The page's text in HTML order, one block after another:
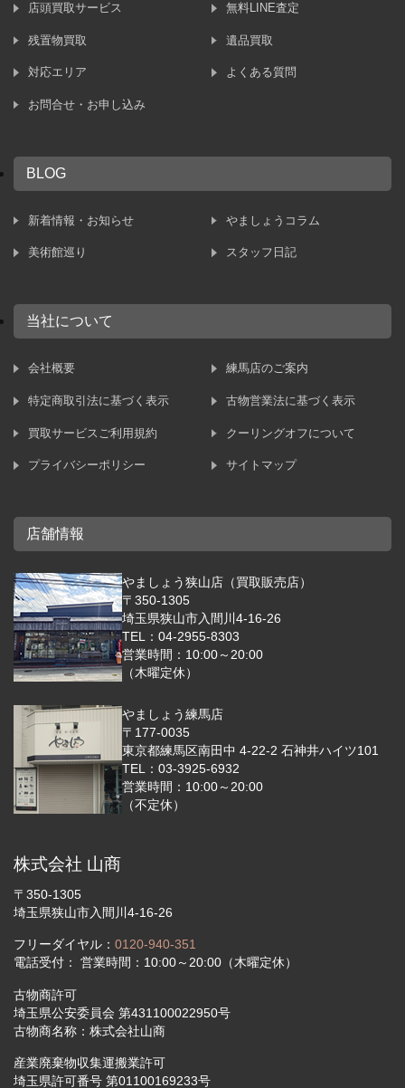
店頭買取サービス 無料LINE査定
残置物買取 遺品買取
対応エリア よくある質問
お問合せ・お申し込み
BLOG
新着情報・お知らせ やましょうコラム
美術館巡り スタッフ日記
当社について
会社概要 練馬店のご案内
特定商取引法に基づく表示 古物営業法に基づく表示
買取サービスご利用規約 クーリングオフについて
プライバシーポリシー サイトマップ
店舗情報
やましょう狭山店（買取販売店）
〒350-1305
埼玉県狭山市入間川4-16-26
TEL：04-2955-8303
営業時間：10:00～20:00
（木曜定休）
やましょう練馬店
〒177-0035
東京都練馬区南田中 4-22-2 石神井ハイツ101
TEL：03-3925-6932
営業時間：10:00～20:00
（不定休）
株式会社 山商
〒350-1305
埼玉県狭山市入間川4-16-26
フリーダイヤル： 0120-940-351
電話受付： 営業時間：10:00～20:00（木曜定休）
古物商許可
埼玉県公安委員会 第431100022950号
古物商名称：株式会社山商
産業廃棄物収集運搬業許可
埼玉県許可番号 第01100169233号